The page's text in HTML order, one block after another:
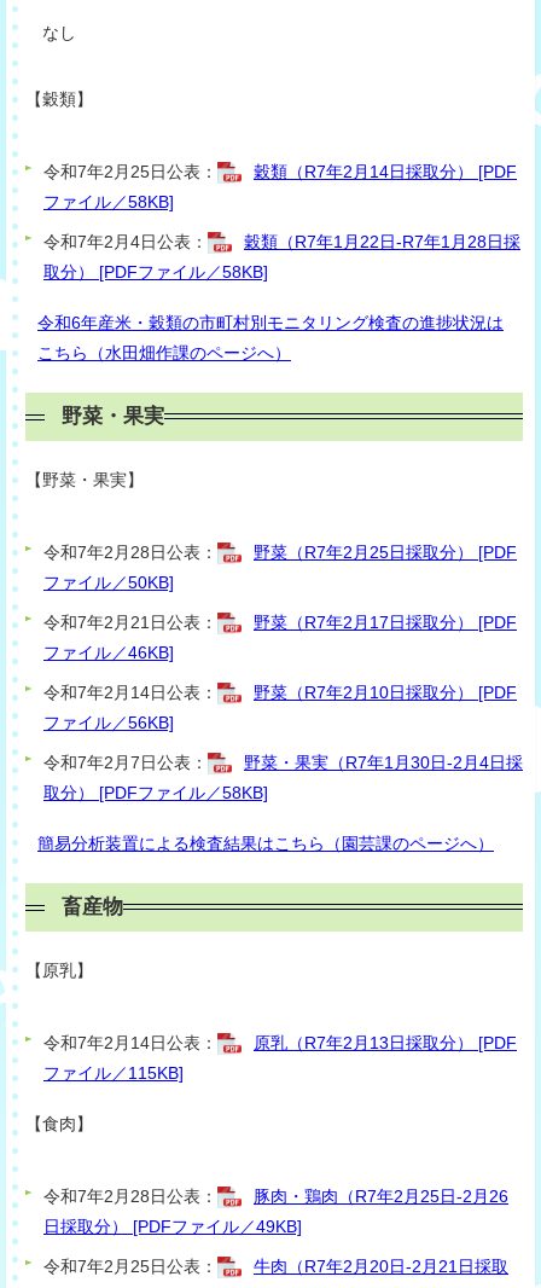
なし
【穀類】
令和7年2月25日公表：
穀類（R7年2月14日採取分） [PDF
ファイル／58KB]
令和7年2月4日公表：
穀類（R7年1月22日-R7年1月28日採
取分） [PDFファイル／58KB]
令和6年産米・穀類の市町村別モニタリング検査の進捗状況は
こちら（水田畑作課のページへ）
野菜・果実
【野菜・果実】
令和7年2月28日公表：
野菜（R7年2月25日採取分） [PDF
ファイル／50KB]
令和7年2月21日公表：
野菜（R7年2月17日採取分） [PDF
ファイル／46KB]
令和7年2月14日公表：
野菜（R7年2月10日採取分） [PDF
ファイル／56KB]
令和7年2月7日公表：
野菜・果実（R7年1月30日-2月4日採
取分） [PDFファイル／58KB]
簡易分析装置による検査結果はこちら（園芸課のページへ）
畜産物
【原乳】
令和7年2月14日公表：
原乳（R7年2月13日採取分） [PDF
ファイル／115KB]
【食肉】
令和7年2月28日公表：
豚肉・鶏肉（R7年2月25日-2月26
日採取分） [PDFファイル／49KB]
令和7年2月25日公表：
牛肉（R7年2月20日-2月21日採取